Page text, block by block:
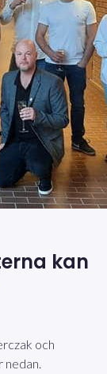
kan
och
nedan.